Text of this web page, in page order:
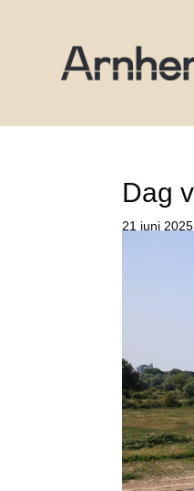
Dag
21 juni 2025